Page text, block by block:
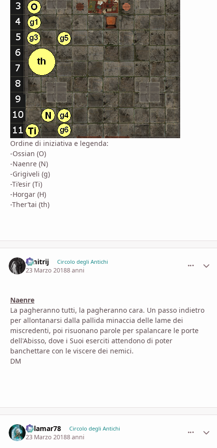
Ordine di iniziativa e legenda:
-Ossian (O)
-Naenre (N)
-Grigiveli (g)
-Ti’esir (Ti)
-Horgar (H)
-Ther’tai (th)
Dmitrij Circolo degli Antichi
23 Marzo 20188 anni
Naenre
La pagheranno tutti, la pagheranno cara. Un passo indietro
per allontanarsi dalla pallida minaccia delle lame dei
miscredenti, poi risuonano parole per spalancare le porte
dell'Abisso, dove i Suoi eserciti attendono di poter
banchettare con le viscere dei nemici.
DM
dalamar78 Circolo degli Antichi
23 Marzo 20188 anni